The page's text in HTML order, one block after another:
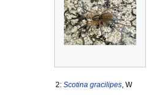
2: Scotina gracilipes , W